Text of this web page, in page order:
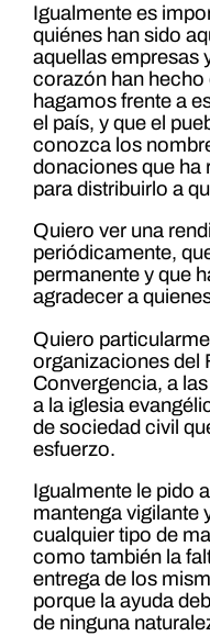
Igualmente es
quiénes han sido
aquellas empresas
corazón han
hagamos frente a
el país, y que el
conozca los
donaciones que ha
para distribuirlo a
Quiero ver una
periódicamente,
permanente y que
agradecer a
Quiero
organizaciones del
Convergencia, a
a la iglesia
de sociedad civil
esfuerzo.
Igualmente le pido
mantenga vigilante
cualquier tipo de
como también la
entrega de los
porque la ayuda
de ninguna